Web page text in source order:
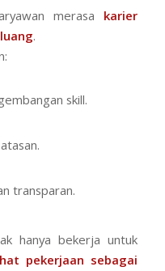
merasa karier
.
skill.
transparan.
hanya bekerja untuk
pekerjaan sebagai